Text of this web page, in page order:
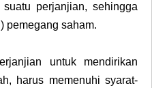
perjanjian, sehingga
pemegang saham.
untuk mendirikan
harus memenuhi syarat-